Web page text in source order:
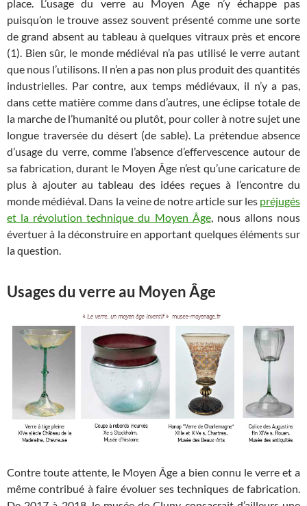
place. L’usage du verre au Moyen Âge n’y échappe pas
puisqu’on le trouve assez souvent présenté comme une sorte
de grand absent au tableau à quelques vitraux près et encore
(1). Bien sûr, le monde médiéval n’a pas utilisé le verre autant
que nous l’utilisons. Il n’en a pas non plus produit des quantités
industrielles. Par contre, aux temps médiévaux, il n’y a pas,
dans cette matière comme dans d’autres, une éclipse totale de
la marche de l’humanité ou plutôt, pour coller à notre sujet une
longue traversée du désert (de sable). La prétendue absence
d’usage du verre, comme l’absence d’effervescence autour de
sa fabrication, durant le Moyen Âge n’est qu’une caricature de
plus à ajouter au tableau des idées reçues à l’encontre du
monde médiéval. Dans la veine de notre article sur les préjugés
et la révolution technique du Moyen Âge, nous allons nous
évertuer à la déconstruire en apportant quelques éléments sur
la question.
Usages du verre au Moyen Âge
Contre toute attente, le Moyen Âge a bien connu le verre et a
même contribué à faire évoluer ses techniques de fabrication.